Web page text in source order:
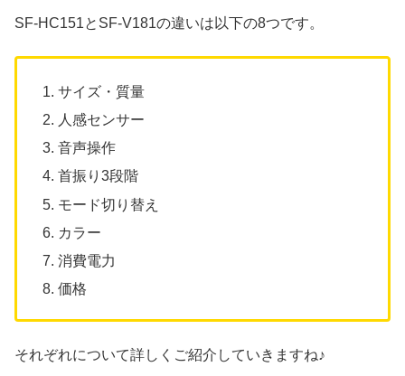
SF-HC151とSF-V181の違いは以下の8つです。
サイズ・質量
人感センサー
音声操作
首振り3段階
モード切り替え
カラー
消費電力
価格
それぞれについて詳しくご紹介していきますね♪